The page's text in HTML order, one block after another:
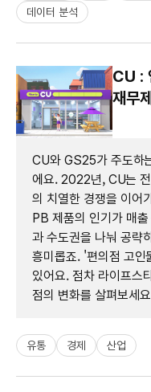
데이터 분석
CU :
재무
CU와 GS25가 주도하
에요. 2022년, CU는
의 치열한 경쟁을 이어
PB 제품의 인기가 매
과 수도권을 나눠 공략
흥미롭죠. '편의점 고인
있어요. 점차 라이프스
점의 변화를 살펴보세
유통 경제 산업